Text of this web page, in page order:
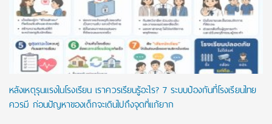
หลังเหตุรุนแรงในโรงเรียน เราควรเรียนรู้อะไร? 7 ระบบป้องกันที่โรงเรียนไทย
ควรมี ก่อนปัญหาของเด็กจะเดินไปถึงจุดที่แก้ยาก